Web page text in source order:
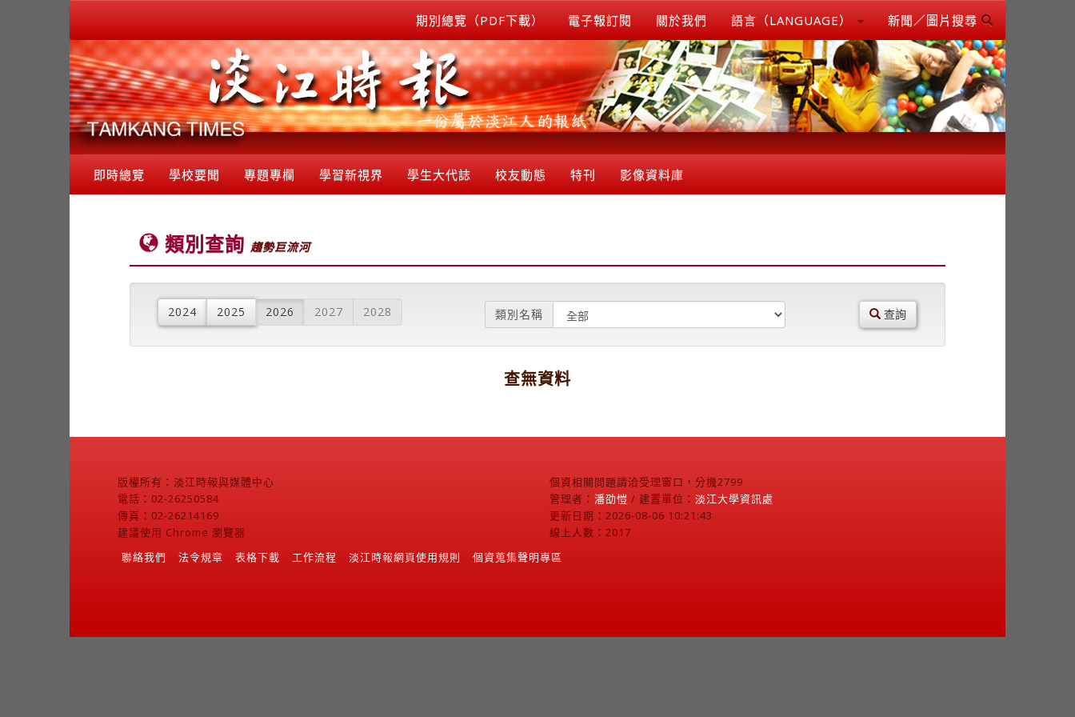
期別總覽（PDF下載） 電子報訂閱 關於我們 語言（LANGUAGE） 新聞／圖片搜尋
即時總覽 學校要聞 專題專欄 學習新視界 學生大代誌 校友動態 特刊 影像資料庫
類別查詢 趨勢巨流河
2024 2025 2026 2027 2028 類別名稱 查詢
查無資料
版權所有：淡江時報與媒體中心
電話：02-26250584
傳真：02-26214169
建議使用 Chrome 瀏覽器
個資相關問題請洽受理窗口，分機2799
管理者： 潘劭愷 / 建置單位： 淡江大學資訊處
更新日期：2026-08-06 10:21:43
線上人數：2017
聯絡我們
法令規章 表格下載 工作流程 淡江時報網頁使用規則 個資蒐集聲明專區